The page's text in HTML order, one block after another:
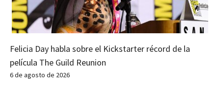
Felicia Day habla sobre el Kickstarter récord de la
película The Guild Reunion
6 de agosto de 2026